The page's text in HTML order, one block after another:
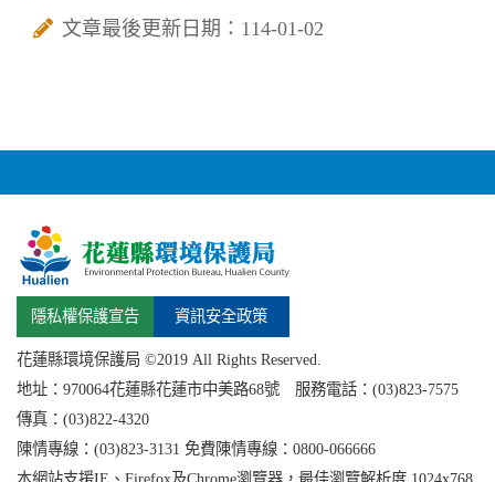
文章最後更新日期：114-01-02
隱私權保護宣告 資訊安全政策
花蓮縣環境保護局 ©2019 All Rights Reserved.
地址： 970064花蓮縣花蓮市中美路68號 服務電話：(03)823-7575
傳真：(03)822-4320
陳情專線：(03)823-3131 免費陳情專線：0800-066666